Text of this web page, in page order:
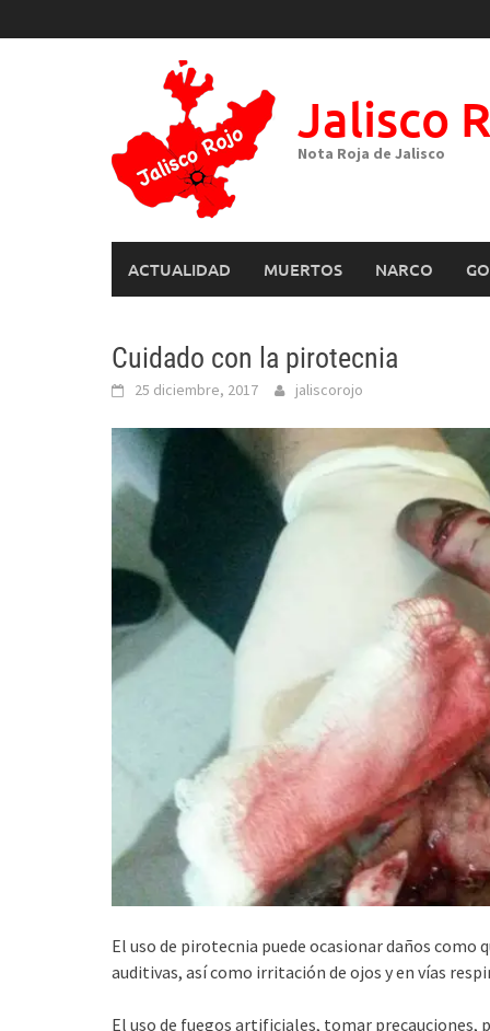
to
Jalisco
Nota Roja de Jalisco
ACTUALIDAD MUERTOS NARCO
Cuidado con la pirotecnia
25 diciembre, 2017 jaliscorojo
El uso de pirotecnia puede ocasionar daños como
auditivas, así como irritación de ojos y en vías
El uso de fuegos artificiales, tomar